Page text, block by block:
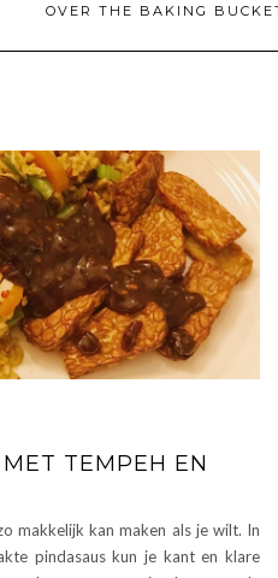
OVER THE BAKING
TEMPEH EN
makkelijk kan maken als je wilt. In
pindasaus kun je kant en klare